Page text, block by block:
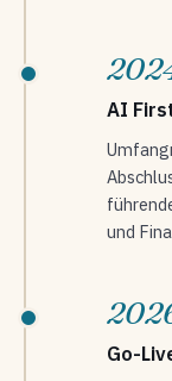
AI
und
Go-